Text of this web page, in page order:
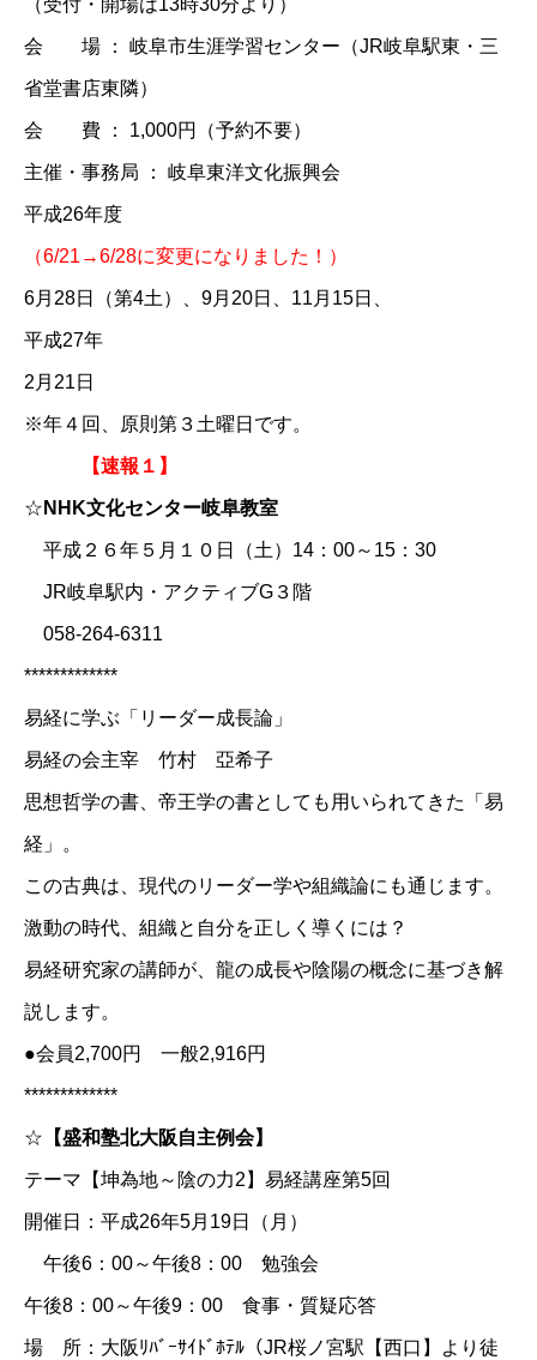
会 場 ： 岐阜市生涯学習センター（JR岐阜駅東・三
省堂書店東隣）
会 費 ： 1,000円（予約不要）
主催・事務局 ： 岐阜東洋文化振興会
平成26年度
（6/21→6/28に変更になりました！）
6月28日（第4土）、9月20日、11月15日、
平成27年
2月21日
※年４回、原則第３土曜日です。
【速報１】
☆ NHK文化センター岐阜教室
平成２６年５月１０日（土）14：00～15：30
JR岐阜駅内・アクティブG３階
058-264-6311
*************
易経に学ぶ「リーダー成長論」
易経の会主宰 竹村 亞希子
思想哲学の書、帝王学の書としても用いられてきた「易
経」。
この古典は、現代のリーダー学や組織論にも通じます。
激動の時代、組織と自分を正しく導くには？
易経研究家の講師が、龍の成長や陰陽の概念に基づき解
説します。
●会員2,700円 一般2,916円
*************
☆ 【盛和塾北大阪自主例会】
テーマ【坤為地～陰の力2】易経講座第5回
開催日：平成26年5月19日（月）
午後6：00～午後8：00 勉強会
午後8：00～午後9：00 食事・質疑応答
場 所：大阪ﾘﾊﾞｰｻｲﾄﾞﾎﾃﾙ（JR桜ノ宮駅【西口】より徒